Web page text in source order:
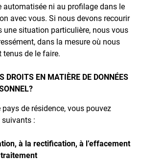
automatisée ni au profilage dans le
avec vous. Si nous devons recourir
une situation particulière, nous vous
dans la mesure où nous
de le faire.
DROITS EN MATIÈRE DE DONNÉES
de résidence, vous pouvez
suivants :
à la rectification, à l’effacement